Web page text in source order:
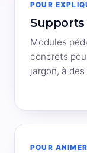
POUR
Supports
Modules
concrets
jargon, à
POUR ANIMER